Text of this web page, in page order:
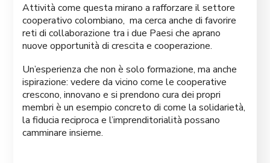
Attività come questa mirano a rafforzare il settore
cooperativo colombiano, ma cerca anche di favorire
reti di collaborazione tra i due Paesi che aprano
nuove opportunità di crescita e cooperazione.
Un’esperienza che non è solo formazione, ma anche
ispirazione: vedere da vicino come le cooperative
crescono, innovano e si prendono cura dei propri
membri è un esempio concreto di come la solidarietà,
la fiducia reciproca e l’imprenditorialità possano
camminare insieme.